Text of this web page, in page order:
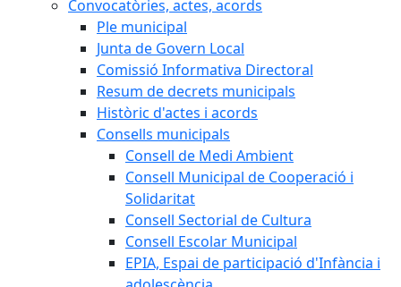
Convocatòries, actes, acords
Ple municipal
Junta de Govern Local
Comissió Informativa Directoral
Resum de decrets municipals
Històric d'actes i acords
Consells municipals
Consell de Medi Ambient
Consell Municipal de Cooperació i
Solidaritat
Consell Sectorial de Cultura
Consell Escolar Municipal
EPIA, Espai de participació d'Infància i